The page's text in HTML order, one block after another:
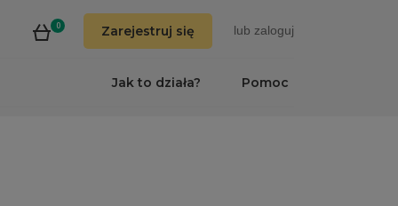
0 Zarejestruj się lub zaloguj
Pomoc
Jak to działa?